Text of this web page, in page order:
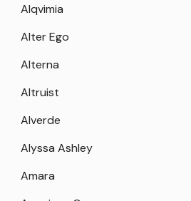
Alqvimia
Alter Ego
Alterna
Altruist
Alverde
Alyssa Ashley
Amara